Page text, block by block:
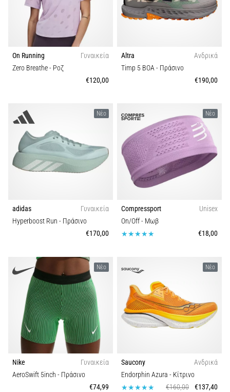
On Running
Γυναικεία
Zero Breathe- Ροζ
€120,00
Altra
Ανδρικά
Timp 5 BOA- Πράσινο
€190,00
Νέο
adidas
Γυναικεία
Hyperboost Run - Πράσινο
€170,00
Νέο
Compressport
Unisex
On/Off- Μωβ
€18,00
Νέο
Nike
Γυναικεία
AeroSwift 5inch - Πράσινο
€74,99
Νέο
Saucony
Ανδρικά
Endorphin Azura - Κίτρινο
€160,00
€137,40